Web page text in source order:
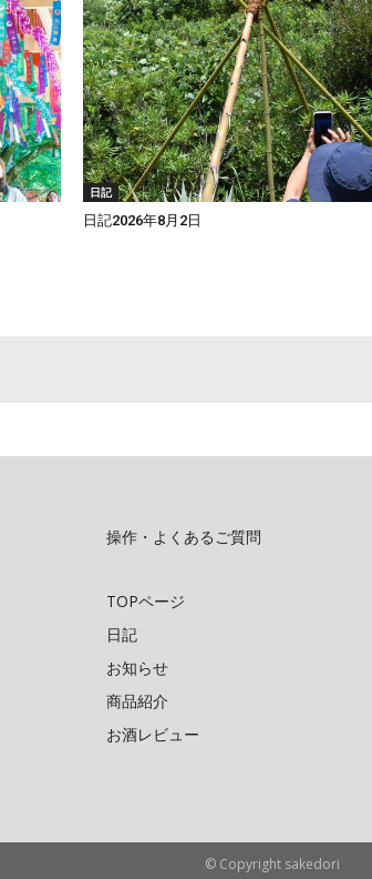
日記
日記2026年8月2日
操作・よくあるご質問
TOPページ
日記
お知らせ
商品紹介
お酒レビュー
© Copyright sakedori